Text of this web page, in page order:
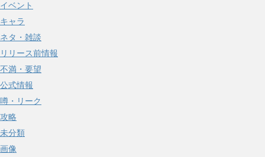
イベント
キャラ
ネタ・雑談
リリース前情報
不満・要望
公式情報
噂・リーク
攻略
未分類
画像